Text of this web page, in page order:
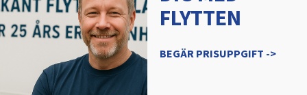
FLYTTEN
BEGÄR PRISUPPGIFT ->